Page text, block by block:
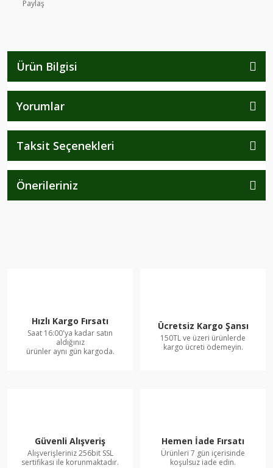
Paylaş
Ürün Bilgisi
Yorumlar
Taksit Seçenekleri
Önerileriniz
Hızlı Kargo Fırsatı
Saat 16:00'ya kadar satın
aldığınız
ürünler aynı gün kargoda.
Ücretsiz Kargo Şansı
150TL ve üzeri ürünlerde
kargo ücreti ödemeyin.
Güvenli Alışveriş
Alışverişleriniz 256bit SSL
sertifikası ile korunmaktadır.
Hemen İade Fırsatı
Ürünleri 7 gün içerisinde
koşulsuz iade edin.